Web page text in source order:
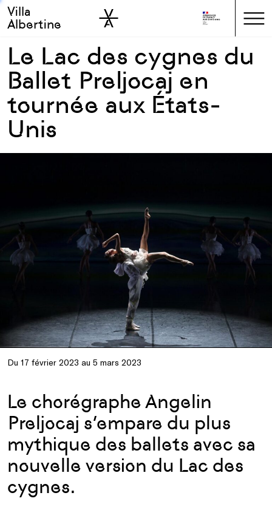
Skip to main
Skip to sidebar
Villa
Albertine
Le Lac des cygnes du
Ballet Preljocaj en
tournée aux États-
Unis
Du 17 février 2023 au 5 mars 2023
Le chorégraphe Angelin
Preljocaj s’empare du plus
mythique des ballets avec sa
nouvelle version du Lac des
cygnes.